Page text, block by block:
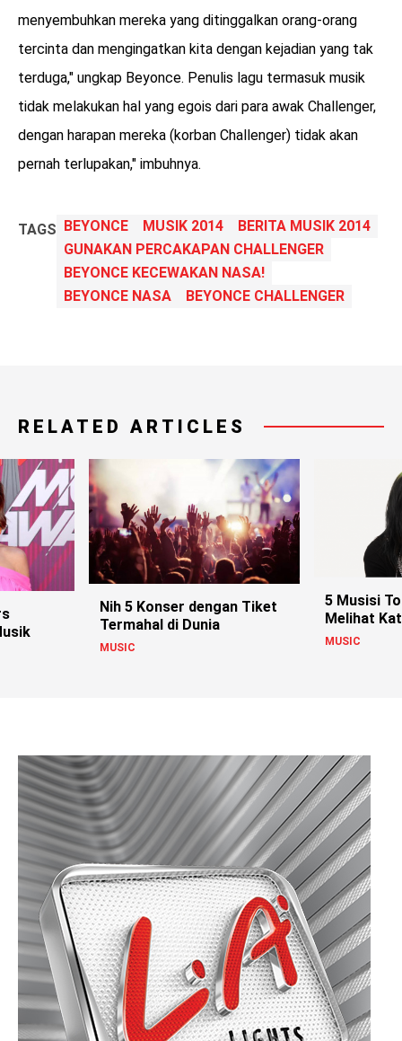
menyembuhkan mereka yang ditinggalkan orang-orang
tercinta dan mengingatkan kita dengan kejadian yang tak
terduga," ungkap Beyonce. Penulis lagu termasuk musik
tidak melakukan hal yang egois dari para awak Challenger,
dengan harapan mereka (korban Challenger) tidak akan
pernah terlupakan," imbuhnya.
TAGS BEYONCE MUSIK 2014
BERITA MUSIK 2014
GUNAKAN PERCAKAPAN CHALLENGER
BEYONCE KECEWAKAN NASA!
BEYONCE NASA
BEYONCE CHALLENGER
RELATED ARTICLES
Nih 5 Konser dengan Tiket
Termahal di Dunia
MUSIC
5 Musisi
Melihat
MUSIC